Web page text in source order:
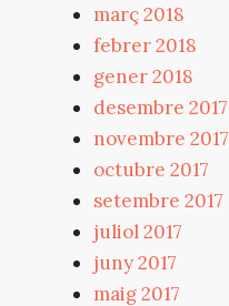
març 2018
febrer 2018
gener 2018
desembre 2017
novembre 2017
octubre 2017
setembre 2017
juliol 2017
juny 2017
maig 2017